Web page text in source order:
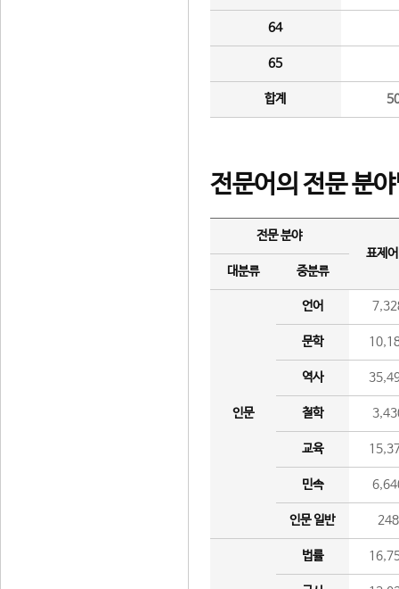
64
65
합계
전문어의 전문 분
전문 분야
표제
대분류
중분류
인문
언어
문학
역사
철학
교육
민속
인문 일반 248
법률